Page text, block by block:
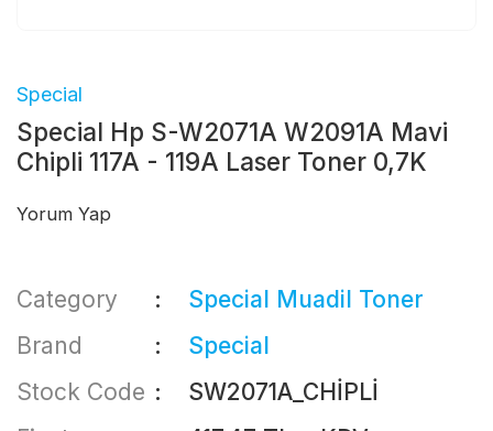
Special
Special Hp S-W2071A W2091A Mavi
Chipli 117A - 119A Laser Toner 0,7K
Yorum Yap
Category
Special Muadil Toner
Brand
Special
Stock Code
SW2071A_CHİPLİ